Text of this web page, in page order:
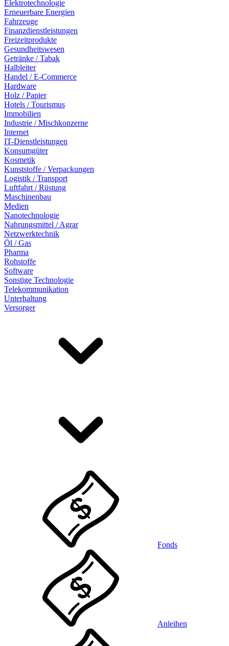
Elektrotechnologie
Erneuerbare Energien
Fahrzeuge
Finanzdienstleistungen
Freizeitprodukte
Gesundheitswesen
Getränke / Tabak
Halbleiter
Handel / E-Commerce
Hardware
Holz / Papier
Hotels / Tourismus
Immobilien
Industrie / Mischkonzerne
Internet
IT-Dienstleistungen
Konsumgüter
Kosmetik
Kunststoffe / Verpackungen
Logistik / Transport
Luftfahrt / Rüstung
Maschinenbau
Medien
Nanotechnologie
Nahrungsmittel / Agrar
Netzwerktechnik
Öl / Gas
Pharma
Rohstoffe
Software
Sonstige Technologie
Telekommunikation
Unterhaltung
Versorger
Fonds
Anleihen